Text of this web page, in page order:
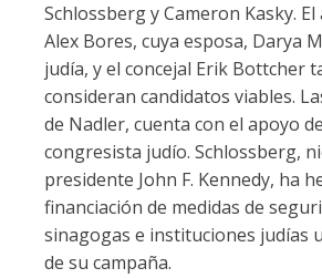
Schlossberg y Cameron Kasky.
Alex Bores, cuya esposa, Darya
judía, y el concejal Erik Bottcher
consideran candidatos viables.
de Nadler, cuenta con el apoyo
congresista judío. Schlossberg,
presidente John F. Kennedy, ha
financiación de medidas de
sinagogas e instituciones judías
de su campaña.